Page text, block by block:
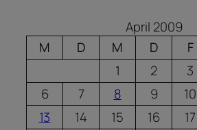
April 2009
M
D M D F
1
2 3
6
7 8 9 10
13
14 15 16 17